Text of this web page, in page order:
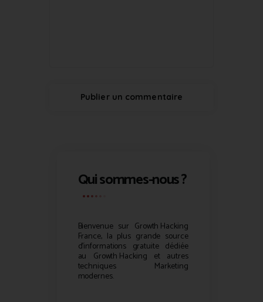
Qui sommes-nous ?
Bienvenue sur Growth Hacking
France, la plus grande source
d’informations gratuite dédiée
au Growth Hacking et autres
techniques Marketing
modernes.